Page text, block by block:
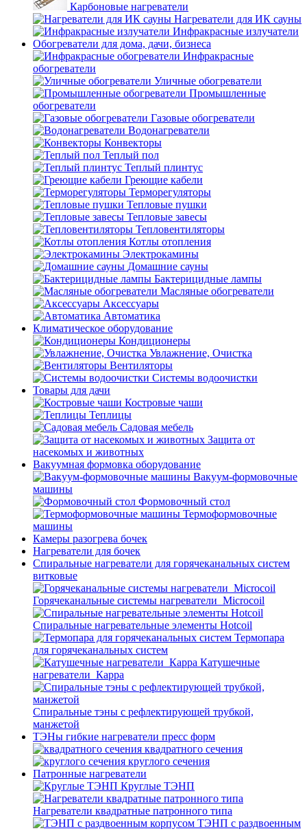
Карбоновые нагреватели
Нагреватели для ИК сауны
Инфракрасные излучатели
Обогреватели для дома, дачи, бизнеса
Инфракрасные
обогреватели
Уличные обогреватели
Промышленные
обогреватели
Газовые обогреватели
Водонагреватели
Конвекторы
Теплый пол
Теплый плинтус
Греющие кабели
Терморегуляторы
Тепловые пушки
Тепловые завесы
Тепловентиляторы
Котлы отопления
Электрокамины
Домашние сауны
Бактерицидные лампы
Масляные обогреватели
Аксессуары
Автоматика
Климатическое оборудование
Кондиционеры
Увлажнение, Очистка
Вентиляторы
Системы водоочистки
Товары для дачи
Костровые чаши
Теплицы
Садовая мебель
Защита от
насекомых и животных
Вакуумная формовка оборудование
Вакуум-формовочные
машины
Формовочный стол
Термоформовочные
машины
Камеры разогрева бочек
Нагреватели для бочек
Спиральные нагреватели для горячеканальных систем
витковые
Горячеканальные системы нагреватели_Microcoil
Спиральные нагревательные элементы Hotcoil
Термопара
для горячеканальных систем
Катушечные
нагреватели_Карра
Спиральные тэны с рефлектирующей трубкой,
манжетой
ТЭНы гибкие нагреватели пресс форм
квадратного сечения
круглого сечения
Патронные нагреватели
Круглые ТЭНП
Нагреватели квадратные патронного типа
ТЭНП с раздвоенным